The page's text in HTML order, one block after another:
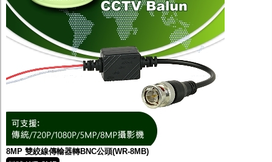
8MP 雙絞線傳輸器轉BNC公頭(WR-8MB)